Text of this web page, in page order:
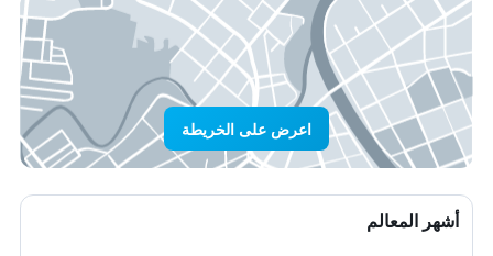
اعرض على الخريطة
أشهر المعالم